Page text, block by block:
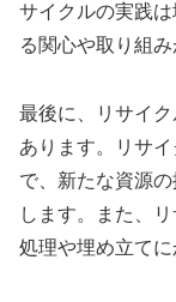
サイクルの実践
る関心や取り組
最後に、リサイ
あります。リサ
で、新たな資源
します。また、
処理や埋め立てに